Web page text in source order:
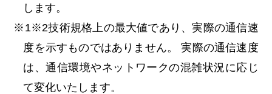
します。
※1※2技術規格上の最大値であり、実際の通信速
度を示すものではありません。 実際の通信速度
は、通信環境やネットワークの混雑状況に応じ
て変化いたします。